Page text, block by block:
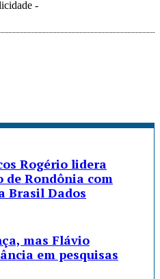
-
Rogério lidera
de Rondônia com
Brasil Dados
mas Flávio
em pesquisas